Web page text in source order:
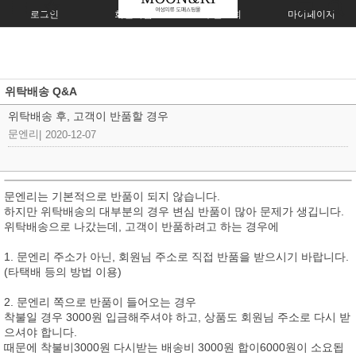
로그인 회원가입 주문조회 마이페이지
위탁배송 Q&A
위탁배송 후, 고객이 반품할 경우
문엔리 2020-12-07
문엔리는 기본적으로 반품이 되지 않습니다.
하지만 위탁배송의 대부분의 경우 변심 반품이 많아 문제가 생깁니다.
위탁배송으로 나갔는데, 고객이 반품하려고 하는 경우에
1. 문엔리 주소가 아닌, 회원님 주소로 직접 반품을 받으시기 바랍니다.
(타택배 등의 방법 이용)
2. 문엔리 쪽으로 반품이 들어오는 경우
착불일 경우 3000원 입금해주셔야 하고, 상품도 회원님 주소로 다시 받
으셔야 합니다.
때문에 착불비3000원 다시받는 배송비 3000원 합이6000원이 소요됩